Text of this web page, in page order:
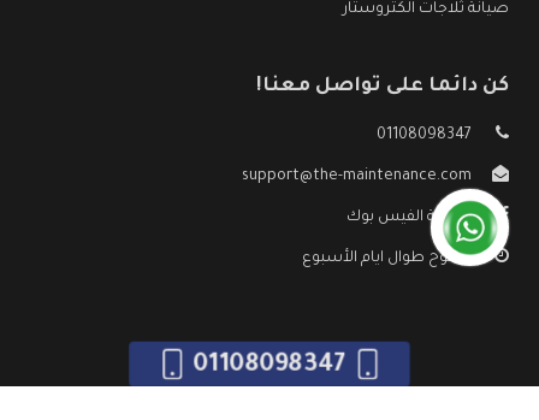
صيانة ثلاجات الكتروستار
كن دائما على تواصل معنا!
01108098347
support@the-maintenance.com
صفحة الفيس بوك
مفتوح طوال ايام الأسبوع
01108098347